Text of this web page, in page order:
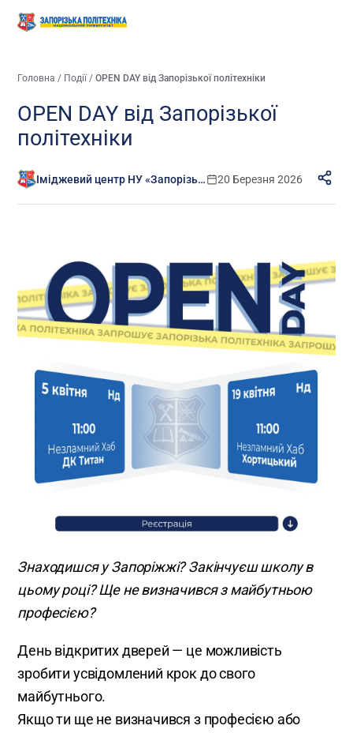
Головна / Події/OPEN DAY від Запорізької політехніки
OPEN DAY від Запорізької
політехніки
Іміджевий центр НУ «Запорізька політехніка» 20 Березня 2026
Знаходишся у Запоріжжі? Закінчуєш школу в
цьому році? Ще не визначився з майбутньою
професією?
День відкритих дверей — це можливість
зробити усвідомлений крок до свого
майбутнього.
Якщо ти ще не визначився з професією або